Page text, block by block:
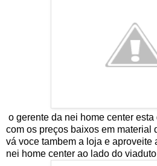
o gerente da nei home center
com os preços baixos em material
vá voce tambem a loja e aproveite
nei home center ao lado do viaduto